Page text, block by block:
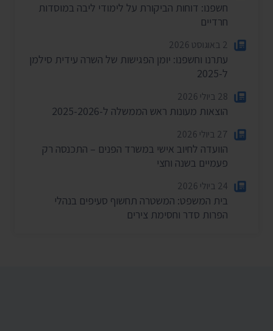
חשפנו: דוחות הביקורת על לימודי ליבה במוסדות
חרדיים
2 באוגוסט 2026
עתרנו וחשפנו: יומן הפגישות של השרה עידית סילמן
ל-2025
28 ביולי 2026
הוצאות מעונות ראש הממשלה ל-2025-2026
27 ביולי 2026
הוועדה לחיוב אישי במשרד הפנים – התכנסה רק
פעמיים בשנה וחצי
24 ביולי 2026
בית המשפט: המשטרה תחשוף סעיפים בנהלי
הפרות סדר וחסימת צירים